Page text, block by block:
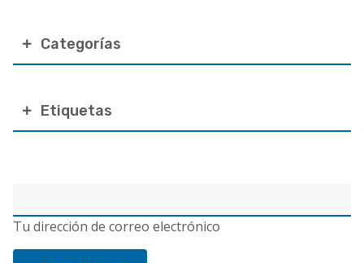
electrónico
Tu dirección de correo electrónico
Categorías
Etiquetas